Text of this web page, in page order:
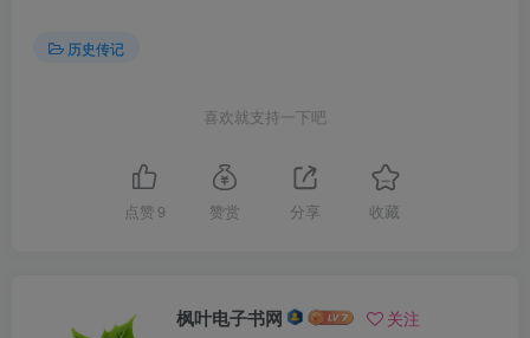
历史传记
喜欢就支持一下吧
点赞 9 赞赏 分享 收藏
枫叶电子书网 关注